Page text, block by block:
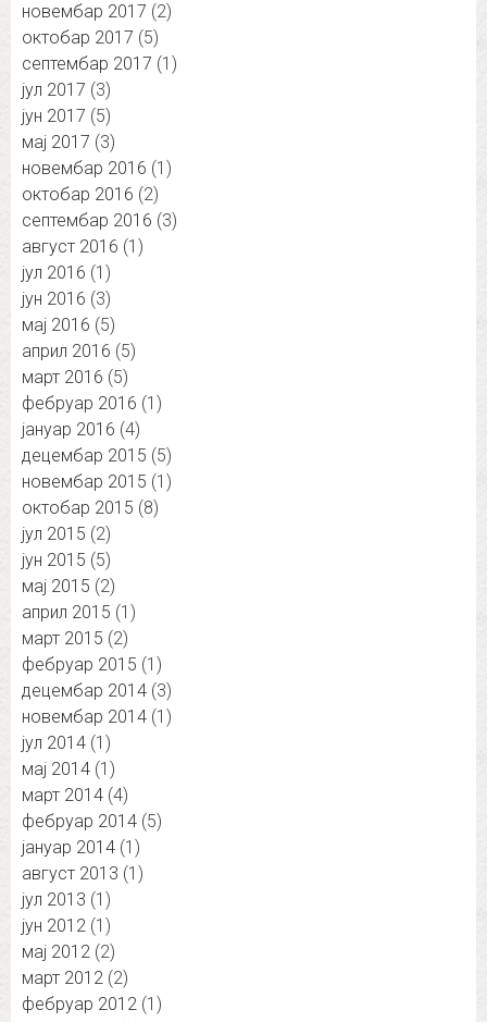
новембар 2017 (2)
октобар 2017 (5)
септембар 2017 (1)
јул 2017 (3)
јун 2017 (5)
мај 2017 (3)
новембар 2016 (1)
октобар 2016 (2)
септембар 2016 (3)
август 2016 (1)
јул 2016 (1)
јун 2016 (3)
мај 2016 (5)
април 2016 (5)
март 2016 (5)
фебруар 2016 (1)
јануар 2016 (4)
децембар 2015 (5)
новембар 2015 (1)
октобар 2015 (8)
јул 2015 (2)
јун 2015 (5)
мај 2015 (2)
април 2015 (1)
март 2015 (2)
фебруар 2015 (1)
децембар 2014 (3)
новембар 2014 (1)
јул 2014 (1)
мај 2014 (1)
март 2014 (4)
фебруар 2014 (5)
јануар 2014 (1)
август 2013 (1)
јул 2013 (1)
јун 2012 (1)
мај 2012 (2)
март 2012 (2)
фебруар 2012 (1)